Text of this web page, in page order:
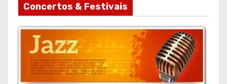
Concertos & Festivais